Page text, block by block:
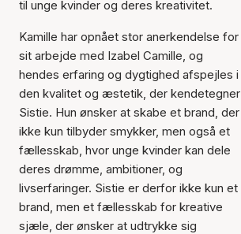
til unge kvinder og deres kreativitet.
Kamille har opnået stor anerkendelse for
sit arbejde med Izabel Camille, og
hendes erfaring og dygtighed afspejles i
den kvalitet og æstetik, der kendetegner
Sistie. Hun ønsker at skabe et brand, der
ikke kun tilbyder smykker, men også et
fællesskab, hvor unge kvinder kan dele
deres drømme, ambitioner, og
livserfaringer. Sistie er derfor ikke kun et
brand, men et fællesskab for kreative
sjæle, der ønsker at udtrykke sig